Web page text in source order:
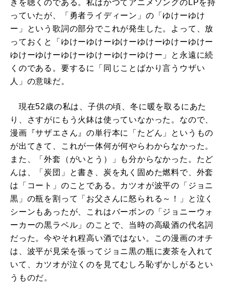
きを聴くのである。私はかつてアニメソングのLPを持
っていたが、「勇者ライディーン」の「ゆけーゆけ
ー」という歌詞の部分でこれが発生した。よって、放
っておくと「ゆけーゆけーゆけーゆけーゆけーゆけー
ゆけーゆけーゆけーゆけーゆけーゆけー」と永遠に続
くのである。要するに「同じことばかり言うウザい
人」の意味だ。
現在52歳の私は、子供の頃、冬に暖を取るにあた
り、さすがにもう火鉢は使っていなかった。なので、
漫画『サザエさん』の単行本に「たどん」というもの
が出てきて、これが一体何が何やらわからなかった。
また、「外套（がいとう）」も分からなかった。たど
んは、「炭団」と書き、炭を丸く固めた燃料で、外套
は「コート」のことである。カツオが波平の「ジョニ
黒」の瓶を割って「お父さんに怒られる～！」と泣く
シーンもあったが、これはバーボンの「ジョニーウォ
ーカーの黒ラベル」のことで、当時の高級酒の代名詞
だった。今やそれ程高い酒ではない。この漫画のオチ
は、波平が見栄を張ってジョニ黒の瓶に麦茶を入れて
いて、カツオが泣くのを見てむしろ恥ずかしがるとい
うものだ。